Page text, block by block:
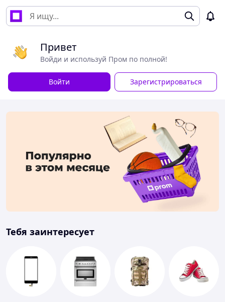
Привет
Войди и используй Пром по полной!
Войти Зарегистрироваться
Тебя заинтересует